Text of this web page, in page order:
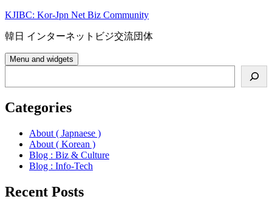
Skip
content
KJIBC: Kor-Jpn Net Biz Community
韓日 インターネットビジ交流団体
Menu and widgets
Categories
About ( Japnaese )
About ( Korean )
Blog : Biz & Culture
Blog : Info-Tech
Recent Posts